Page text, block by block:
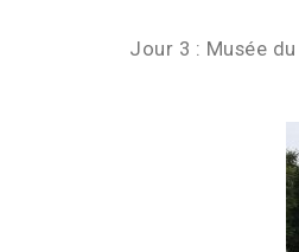
Jour 3 : Musée